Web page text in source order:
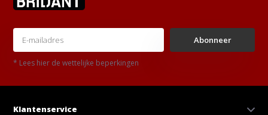
Abonneer
* Lees hier de wettelijke beperkingen
Klantenservice